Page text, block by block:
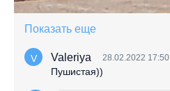
Показать еще
V Valeriya 28.02.2022 17:50
Пушистая))